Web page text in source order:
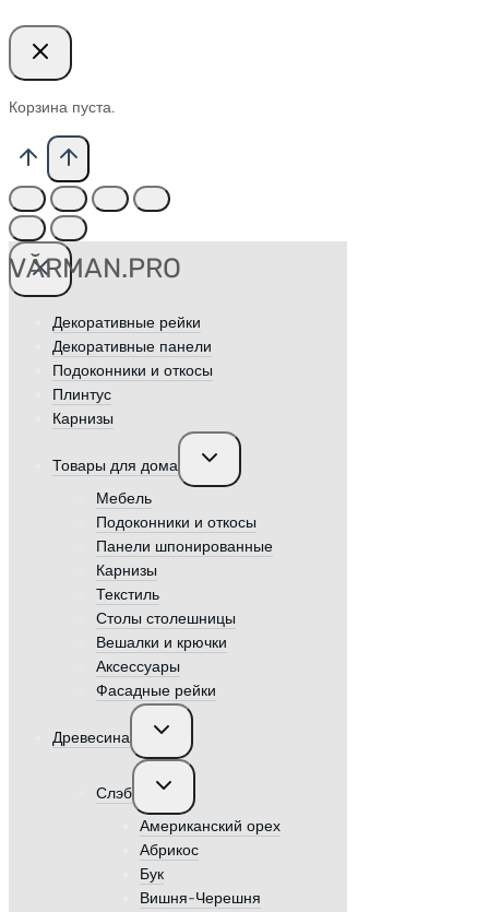
Корзина пуста.
VӐRMAN.PRO
Декоративные рейки
Декоративные панели
Подоконники и откосы
Плинтус
Карнизы
Товары для дома
Переключить
дочернее
Мебель
Подоконники и откосы
Панели шпонированные
Карнизы
Текстиль
Столы столешницы
Вешалки и крючки
Аксессуары
Фасадные рейки
Древесина
Переключить
дочернее
Слэб
Переключить
дочернее
Американский орех
Абрикос
Бук
Вишня-Черешня